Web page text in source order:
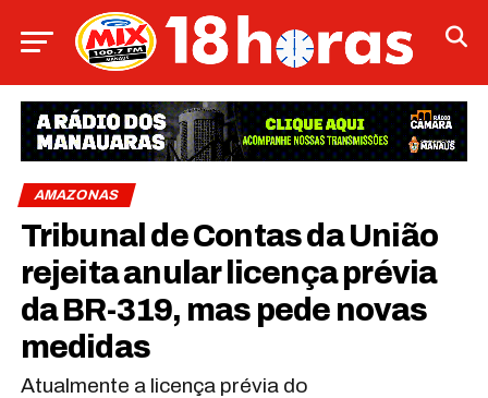
AMAZONAS
Tribunal de Contas da União
rejeita anular licença prévia
da BR-319, mas pede novas
medidas
Atualmente a licença prévia do